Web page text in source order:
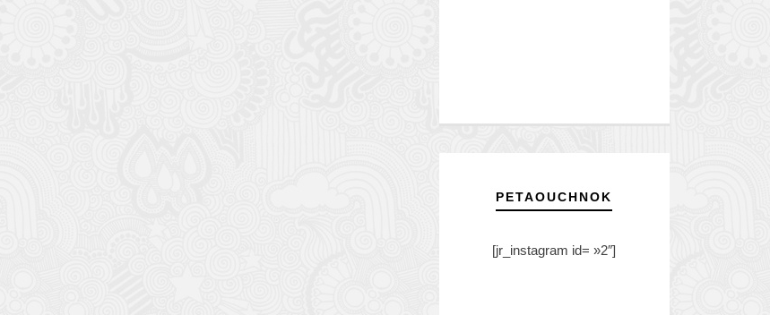
PETAOUCHNOK
[jr_instagram id= »2″]